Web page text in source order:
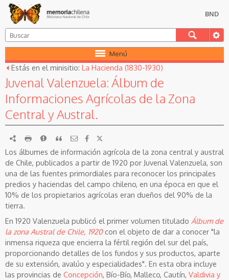
BND
Menú
Estás en el minisitio: La Hacienda (1830-1930)
Juvenal Valenzuela: Álbum de
Informaciones Agrícolas de la Zona
Central y Austral.
RDF imprimirReportarCitar
Los álbumes de información agrícola de la zona central y austral
de Chile, publicados a partir de 1920 por Juvenal Valenzuela, son
una de las fuentes primordiales para reconocer los principales
predios y haciendas del campo chileno, en una época en que el
10% de los propietarios agrícolas eran dueños del 90% de la
tierra.
En 1920 Valenzuela publicó el primer volumen titulado Álbum de
la zona Austral de Chile, 1920con el objeto de dar a conocer "la
inmensa riqueza que encierra la fértil región del sur del país,
proporcionando detalles de los fundos y sus productos, aparte
de su extensión, avalúo y especialidades". En esta obra incluye
las provincias de Concepción, Bío-Bío, Malleco, Cautín, Valdivia y